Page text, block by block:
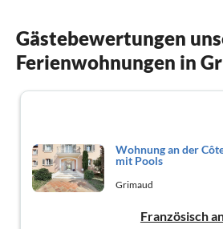
Gästebewertungen
Ferienwohnungen in
Wohnung an der
mit Pools
Grimaud
Französisch